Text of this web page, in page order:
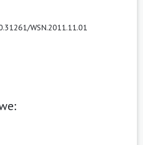
WSN.2011.11.01